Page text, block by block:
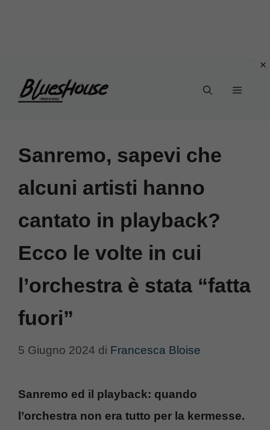
Menu
Sanremo, sapevi che
alcuni artisti hanno
cantato in playback?
Ecco le volte in cui
l’orchestra è stata “fatta
fuori”
5 Giugno 2024 di Francesca Bloise
Sanremo ed il playback: quando
l’orchestra non era tutto per la kermesse.